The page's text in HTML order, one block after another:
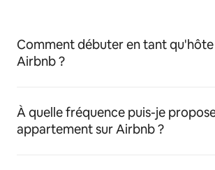
Comment débuter en tant
Airbnb ?
À quelle fréquence puis-je
appartement sur Airbnb ?